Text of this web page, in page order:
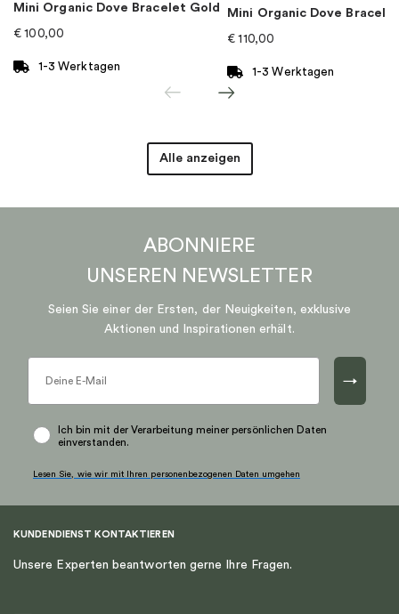
Mini Organic Dove Bracelet Gold
€ 100,00
1-3 Werktagen
Mini Organic Dove
€ 110,00
1-3 Werktagen
Alle anzeigen
ABONNIERE
UNSEREN NEWSLETTER
Seien Sie einer der Ersten, der Neuigkeiten, exklusive
Aktionen und Inspirationen erhält.
→
Ich bin mit der Verarbeitung meiner persönlichen Daten
einverstanden.
Lesen Sie, wie wir mit Ihren personenbezogenen Daten umgehen
KUNDENDIENST KONTAKTIEREN
Unsere Experten beantworten gerne Ihre Fragen.